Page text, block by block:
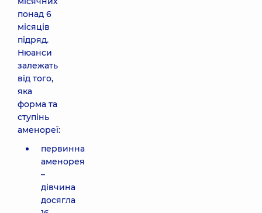
понад 6
місяців
підряд.
Нюанси
залежать
від того,
яка
форма та
ступінь
аменореї:
первинна
аменорея
–
дівчина
досягла